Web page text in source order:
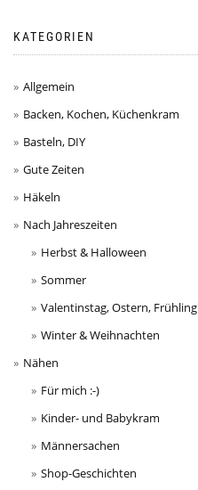
KATEGORIEN
Allgemein
Backen, Kochen, Küchenkram
Basteln, DIY
Gute Zeiten
Häkeln
Nach Jahreszeiten
Herbst & Halloween
Sommer
Valentinstag, Ostern, Frühling
Winter & Weihnachten
Nähen
Für mich :-)
Kinder- und Babykram
Männersachen
Shop-Geschichten